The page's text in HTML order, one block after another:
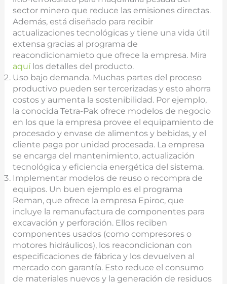
sector minero que reduce las emisiones directas.
Además, está diseñado para recibir
actualizaciones tecnológicas y tiene una vida útil
extensa gracias al programa de
reacondicionamieto que ofrece la empresa. Mira
aquílos detalles del producto.
Uso bajo demanda. Muchas partes del proceso
productivo pueden ser tercerizadas y esto ahorra
costos y aumenta la sostenibilidad. Por ejemplo,
la conocida Tetra-Pak ofrece modelos de negocio
en los que la empresa provee el equipamiento de
procesado y envase de alimentos y bebidas, y el
cliente paga por unidad procesada. La empresa
se encarga del mantenimiento, actualización
tecnológica y eficiencia energética del sistema.
Implementar modelos de reuso o recompra de
equipos. Un buen ejemplo es el programa
Reman, que ofrece la empresa Epiroc, que
incluye la remanufactura de componentes para
excavación y perforación. Ellos reciben
componentes usados (como compresores o
motores hidráulicos), los reacondicionan con
especificaciones de fábrica y los devuelven al
mercado con garantía. Esto reduce el consumo
de materiales nuevos y la generación de residuos